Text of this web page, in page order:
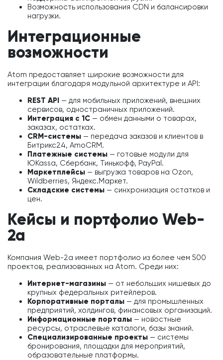
Возможность использования CDN и балансировки
нагрузки.
Интеграционные
возможности
Atom предоставляет широкие возможности для
интеграции благодаря модульной архитектуре и API:
REST API — для мобильных приложений, внешних
сервисов, одностраничных приложений.
Интеграция с 1С — обмен данными о товарах,
заказах, остатках.
CRM-системы — передача заказов и клиентов в
Битрикс24, AmoCRM.
Платежные системы — готовые модули для
ЮKassa, Сбербанк, Тинькофф, PayPal.
Маркетплейсы — выгрузка товаров на Ozon,
Wildberries, Яндекс.Маркет.
Складские системы — синхронизация остатков и
цен.
Кейсы и портфолио Web-
2a
Компания Web-2a имеет портфолио из более чем 500
проектов, реализованных на Atom. Среди них:
Интернет-магазины — от небольших нишевых до
крупных федеральных ритейлеров.
Корпоративные порталы — для промышленных
предприятий, холдингов, финансовых организаций.
Информационные порталы — новостные
ресурсы, отраслевые каталоги, базы знаний.
Специализированные проекты — системы
бронирования, площадки для мероприятий,
образовательные платформы.